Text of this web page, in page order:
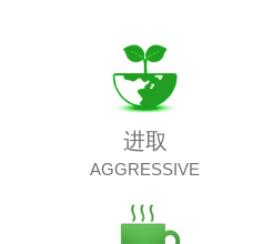
进取
AGGRESSIVE